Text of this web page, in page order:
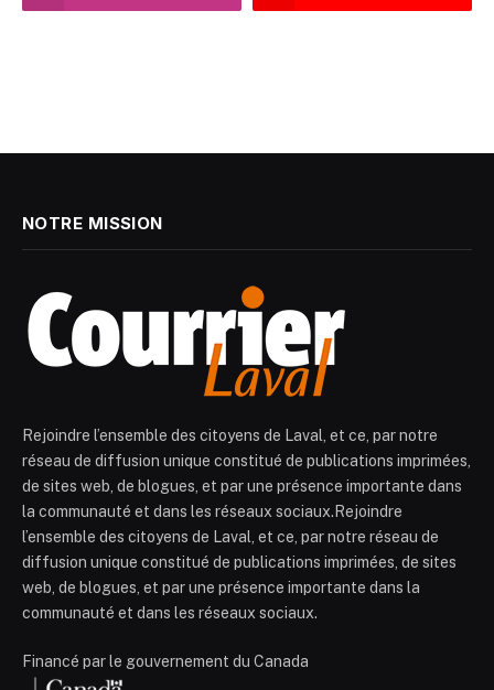
NOTRE MISSION
Rejoindre l’ensemble des citoyens de Laval, et ce, par notre
réseau de diffusion unique constitué de publications imprimées,
de sites web, de blogues, et par une présence importante dans
la communauté et dans les réseaux sociaux.Rejoindre
l’ensemble des citoyens de Laval, et ce, par notre réseau de
diffusion unique constitué de publications imprimées, de sites
web, de blogues, et par une présence importante dans la
communauté et dans les réseaux sociaux.
Financé par le gouvernement du Canada